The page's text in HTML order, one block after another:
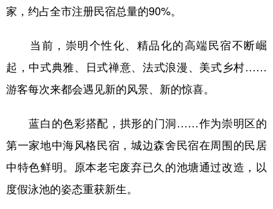
文化产业
地方频道
北京 天津 河北 山西
辽宁 吉林 上海 江苏
家，约占全市注册民宿总量的90%。
当前，崇明个性化、精品化的高端民宿不断崛
起，中式典雅、日式禅意、法式浪漫、美式乡村……
游客每次来都会遇见新的风景、新的惊喜。
蓝白的色彩搭配，拱形的门洞……作为崇明区的
第一家地中海风格民宿，城边森舍民宿在周围的民居
中特色鲜明。原本老宅废弃已久的池塘通过改造，以
度假泳池的姿态重获新生。